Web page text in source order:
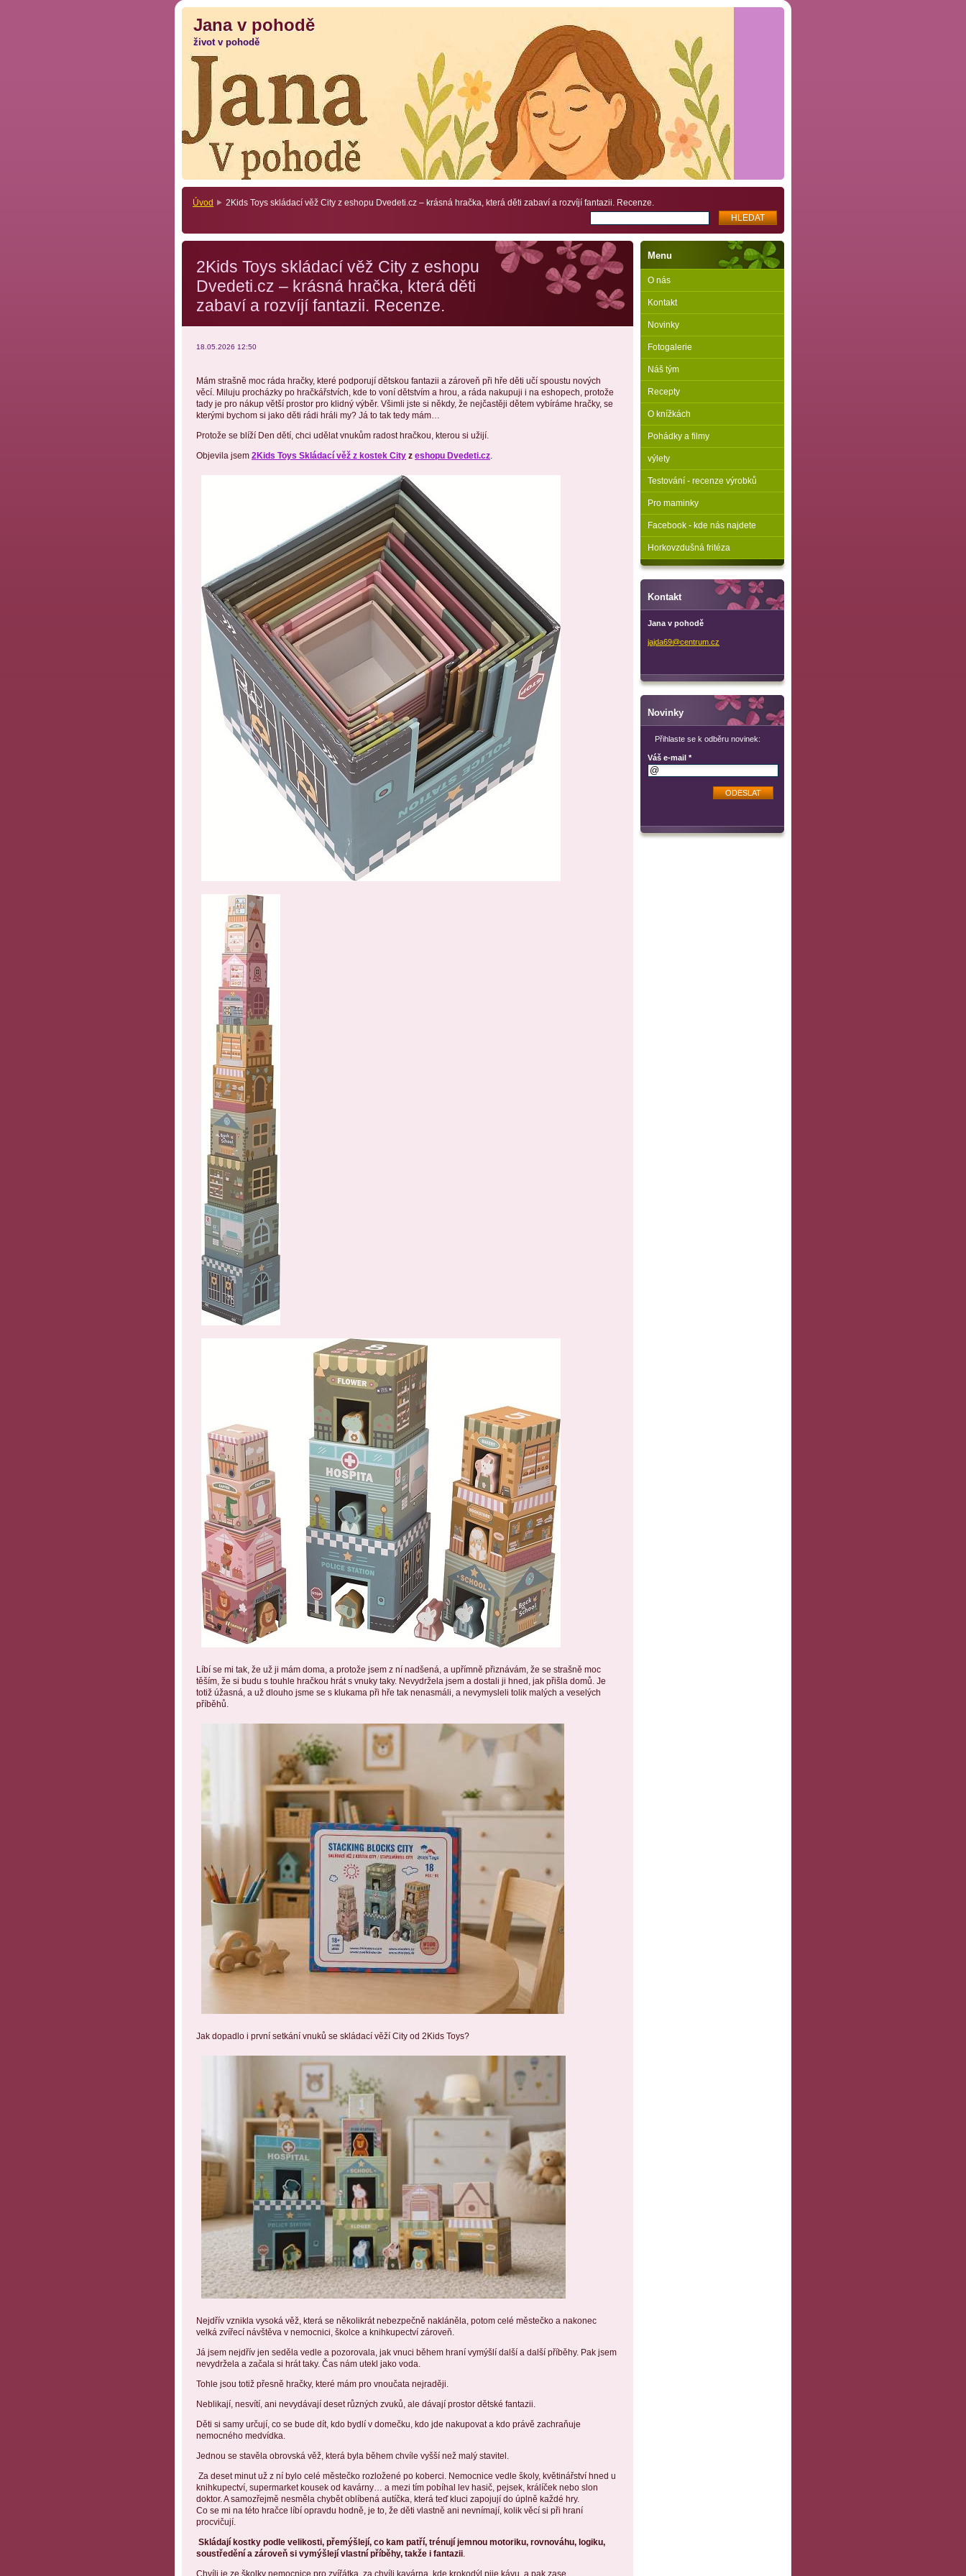
Jana v pohodě
Jana v pohodě
život v pohodě
život v pohodě
Úvod 2Kids Toys skládací věž City z eshopu Dvedeti.cz – krásná hračka, která děti zabaví a rozvíjí fantazii. Recenze.
2Kids Toys skládací věž City z eshopu
Dvedeti.cz – krásná hračka, která děti
zabaví a rozvíjí fantazii. Recenze.
18.05.2026 12:50
Mám strašně moc ráda hračky, které podporují dětskou fantazii a zároveň při hře děti učí spoustu nových
věcí. Miluju procházky po hračkářstvích, kde to voní dětstvím a hrou, a ráda nakupuji i na eshopech, protože
tady je pro nákup větší prostor pro klidný výběr. Všimli jste si někdy, že nejčastěji dětem vybíráme hračky, se
kterými bychom si jako děti rádi hráli my? Já to tak tedy mám…
Protože se blíží Den dětí, chci udělat vnukům radost hračkou, kterou si užijí.
Objevila jsem 2Kids Toys Skládací věž z kostek City z eshopu Dvedeti.cz
Líbí se mi tak, že už ji mám doma, a protože jsem z ní nadšená, a upřímně přiznávám, že se strašně moc
těším, že si budu s touhle hračkou hrát s vnuky taky. Nevydržela jsem a dostali ji hned, jak přišla domů. Je
totiž úžasná, a už dlouho jsme se s klukama při hře tak nenasmáli, a nevymysleli tolik malých a veselých
příběhů.
Jak dopadlo i první setkání vnuků se skládací věží City od 2Kids Toys?
Nejdřív vznikla vysoká věž, která se několikrát nebezpečně nakláněla, potom celé městečko a nakonec
velká zvířecí návštěva v nemocnici, školce a knihkupectví zároveň.
Já jsem nejdřív jen seděla vedle a pozorovala, jak vnuci během hraní vymýšlí další a další příběhy. Pak jsem
nevydržela a začala si hrát taky. Čas nám utekl jako voda.
Tohle jsou totiž přesně hračky, které mám pro vnoučata nejraději.
Neblikají, nesvítí, ani nevydávají deset různých zvuků, ale dávají prostor dětské fantazii.
Děti si samy určují, co se bude dít, kdo bydlí v domečku, kdo jde nakupovat a kdo právě zachraňuje
nemocného medvídka.
Jednou se stavěla obrovská věž, která byla během chvíle vyšší než malý stavitel.
Za deset minut už z ní bylo celé městečko rozložené po koberci. Nemocnice vedle školy, květinářství hned u
knihkupectví, supermarket kousek od kavárny… a mezi tím pobíhal lev hasič, pejsek, králíček nebo slon
doktor. A samozřejmě nesměla chybět oblíbená autíčka, která teď kluci zapojují do úplně každé hry.
Co se mi na této hračce líbí opravdu hodně, je to, že děti vlastně ani nevnímají, kolik věcí si při hraní
procvičují.
Skládají kostky podle velikosti, přemýšlejí, co kam patří, trénují jemnou motoriku, rovnováhu, logiku,
soustředění a zároveň si vymýšlejí vlastní příběhy, takže i fantazii
Chvíli je ze školky nemocnice pro zvířátka, za chvíli kavárna, kde krokodýl pije kávu, a pak zase
Menu
O nás
Kontakt
Novinky
Fotogalerie
Náš tým
Recepty
O knížkách
Pohádky a filmy
výlety
Testování - recenze výrobků
Pro maminky
Facebook - kde nás najdete
Horkovzdušná fritéza
Kontakt
Jana v pohodě
jajda69@centrum. cz
Novinky
Přihlaste se k odběru novinek:
Váš e-mail *